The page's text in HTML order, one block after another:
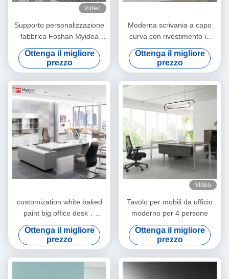
Video
Supporto personalizzazione
fabbrica Foshan Myidea
moderno 4 persone mobili
da ufficio Stazione di lavoro
tavolo con gamba di metallo,
personale esecutivo
Stazione di lavoro moderna
ufficio scrivania
Ottenga il migliore
prezzo
Moderna scrivania a capo
curva con rivestimento in
PVC, superficie verniciata in
lacca, illuminazione
ambientale LED attivata
dalla voce
Ottenga il migliore
prezzo
customization white baked
paint big office desk，
luxurious modern CEO office
desk，creative and
fashionable single supervisor
desk
Ottenga il migliore
prezzo
Video
Tavolo per mobili da ufficio
moderno per 4 persone
Ottenga il migliore
prezzo